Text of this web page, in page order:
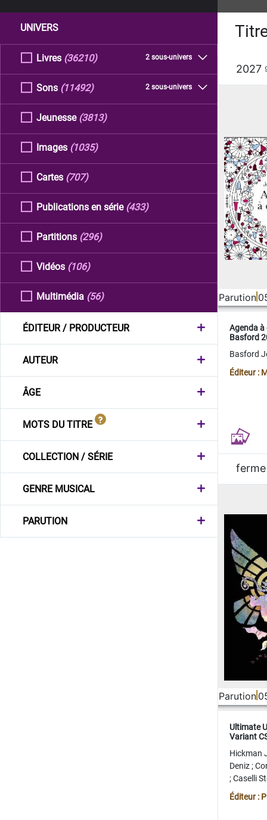
UNIVERS
Livres 2 sous-univers
(36210)
Sons 2 sous-univers
(11492)
Jeunesse (3813)
Images (1035)
Cartes (707)
Publications en série (433)
Partitions (296)
Vidéos (106)
Multimédia (56)
ÉDITEUR / PRODUCTEUR
AUTEUR
ÂGE
MOTS DU TITRE
COLLECTION / SÉRIE
GENRE MUSICAL
PARUTION
2027
Parution
Agenda
Basford
Basford
Éditeur :
ferme
Parution
Ultimate
Variant
Hickman
Deniz;
;Caselli
Juan
Éditeur :